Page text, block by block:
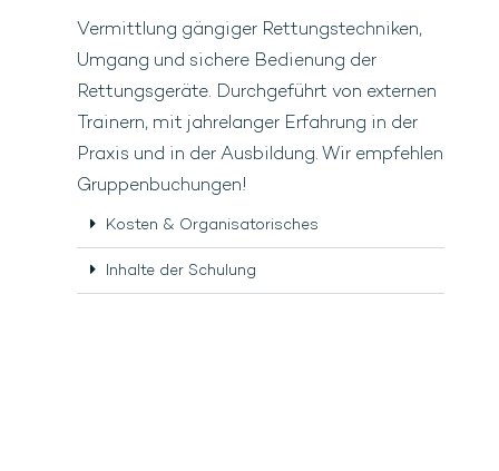
Vermittlung gängiger Rettungstechniken,
Umgang und sichere Bedienung der
Rettungsgeräte. Durchgeführt von externen
Trainern, mit jahrelanger Erfahrung in der
Praxis und in der Ausbildung. Wir empfehlen
Gruppenbuchungen!
Kosten & Organisatorisches
Inhalte der Schulung